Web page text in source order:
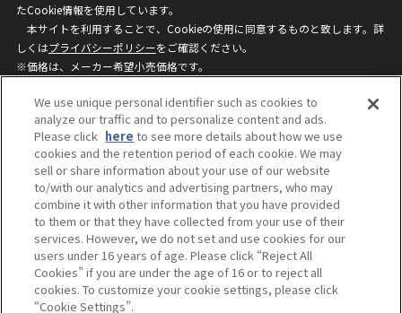
たCookie情報を使用しています。
本サイトを利用することで、Cookieの使用に同意するものと致します。詳
しくはプライバシーポリシーをご確認ください。
※価格は、メーカー希望小売価格です。
ざいますのでご了承ください。
privacypolicy
Do Not Sell or Share My
Personal Information
ウェブサイトご利用条件
ソーシャルメディアポリシー
個人情報保護方針
お問い合わせ
©BANDAI
We use unique personal identifier such as cookies to
analyze our traffic and to personalize content and ads.
Please click here to see more details about how we use
cookies and the retention period of each cookie. We may
sell or share information about your use of our website
to/with our analytics and advertising partners, who may
combine it with other information that you have provided
to them or that they have collected from your use of their
services. However, we do not set and use cookies for our
users under 16 years of age. Please click “Reject All
Cookies” if you are under the age of 16 or to reject all
cookies. To customize your cookie settings, please click
“Cookie Settings”.